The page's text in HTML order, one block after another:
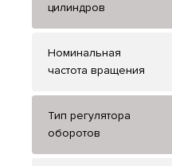
цилиндров
Номинальная
частота вращения
Тип регулятора
оборотов